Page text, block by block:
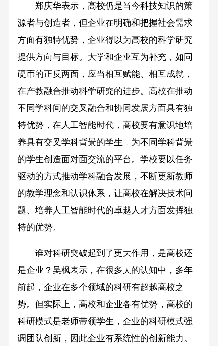
郑庆华表示，高校仍是当今科技知识的策
源者与创造者，但企业在明确和把握社会需求
方面有独特优势，企业得以为高校的科学研究
提供方向与目标。大学和企业互为补充，如同
硬币的正反两面，应当相互赋能、相互成就，
在产教融合推动科学研究的进步。高校在推动
不同学科间的交叉融合和协同发展方面具有独
特优势，在人工智能时代，高校要有意识地培
养具有交叉学科背景的学生，为不同学科背景
的学生创造面对面交流的平台。学校要以任务
驱动的方式推动学科融合发展，不断更新教师
的教学理念和认识体系，让高校在解决技术问
题、培养人工智能时代的卓越人才方面发挥独
特的优势。
谁对科研突破起到了更大作用，是高校还
是企业？吴枫表示，在很多人的认知中，多年
前起，企业在多个领域的科研有超越高校之
势。但实际上，高校和企业各有优势，高校的
科研模式是老师带领学生，企业的科研模式强
调团队创新，因此企业有系统性的创新能力。